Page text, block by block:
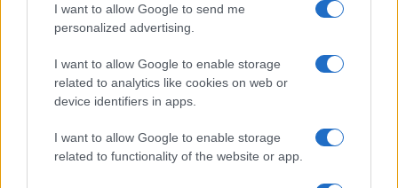
I want to allow Google to send me
personalized advertising.
I want to allow Google to enable storage
related to analytics like cookies on web or
device identifiers in apps.
I want to allow Google to enable storage
related to functionality of the website or app.